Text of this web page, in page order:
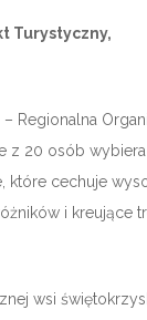
Turystyczny,
Regionalna
z 20 osób wybiera
które cechuje
i kreujące
wsi